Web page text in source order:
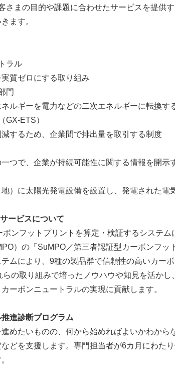
さまの目的や課題に合わせたサービスを提供
ます。
ラル
質ゼロにする取り組み
門
ルギーを電力などの二次エネルギーに転換す
GX-ETS）
するため、企業間で排出量を取引する制度
つで、企業が持続可能性に関する情報を開示
）に太陽光発電設備を設置し、発電された電
ービスについて
ンフットプリントを算定・検証するシステ
）の「SuMPO／第三者認証型カーボンフッ
ムにより、9種の製品群で信頼性の高いカー
の取り組みで培ったノウハウや知見を活かし
ーボンニュートラルの実現に貢献します。
推進診断プログラム
めたいものの、何から始めればよいかわから
どを支援します。専門担当者が6カ月にわた
Japanese
English